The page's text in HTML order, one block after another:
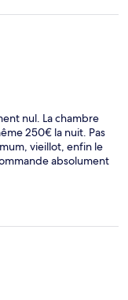
nul. La chambre
250€ la nuit. Pas
vieillot, enfin le
absolument